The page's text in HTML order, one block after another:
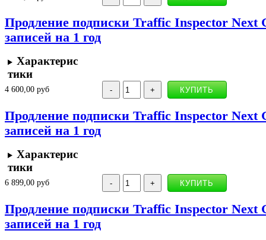
Продление подписки Traffic Inspector Next
записей на 1 год
Характерис
тики
4 600,00 руб
Продление подписки Traffic Inspector Next
записей на 1 год
Характерис
тики
6 899,00 руб
Продление подписки Traffic Inspector Next
записей на 1 год